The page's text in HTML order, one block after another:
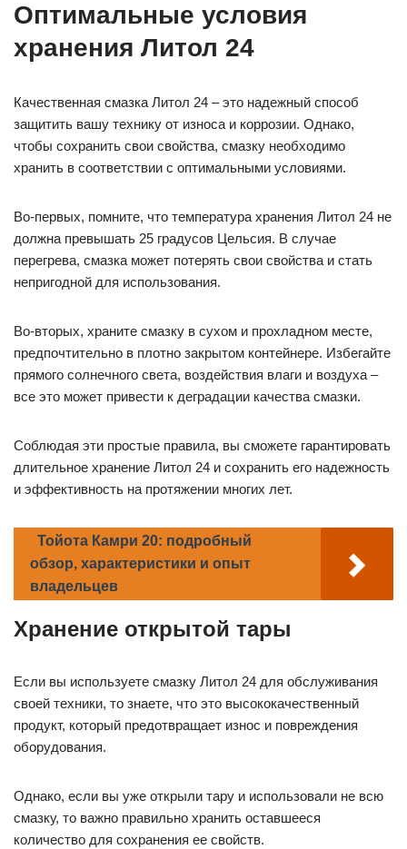
Оптимальные условия
хранения Литол 24
Качественная смазка Литол 24 – это надежный способ
защитить вашу технику от износа и коррозии. Однако,
чтобы сохранить свои свойства, смазку необходимо
хранить в соответствии с оптимальными условиями.
Во-первых, помните, что температура хранения Литол 24 не
должна превышать 25 градусов Цельсия. В случае
перегрева, смазка может потерять свои свойства и стать
непригодной для использования.
Во-вторых, храните смазку в сухом и прохладном месте,
предпочтительно в плотно закрытом контейнере. Избегайте
прямого солнечного света, воздействия влаги и воздуха –
все это может привести к деградации качества смазки.
Соблюдая эти простые правила, вы сможете гарантировать
длительное хранение Литол 24 и сохранить его надежность
и эффективность на протяжении многих лет.
Тойота Камри 20: подробный
обзор, характеристики и опыт
владельцев
Хранение открытой тары
Если вы используете смазку Литол 24 для обслуживания
своей техники, то знаете, что это высококачественный
продукт, который предотвращает износ и повреждения
оборудования.
Однако, если вы уже открыли тару и использовали не всю
смазку, то важно правильно хранить оставшееся
количество для сохранения ее свойств.